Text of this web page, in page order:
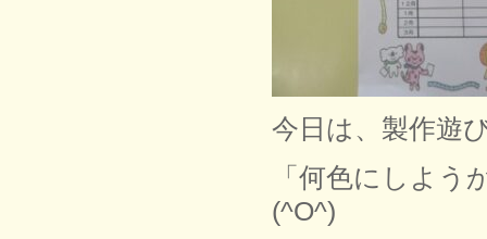
今日は、製作遊
「何色にしよ
(^O^)